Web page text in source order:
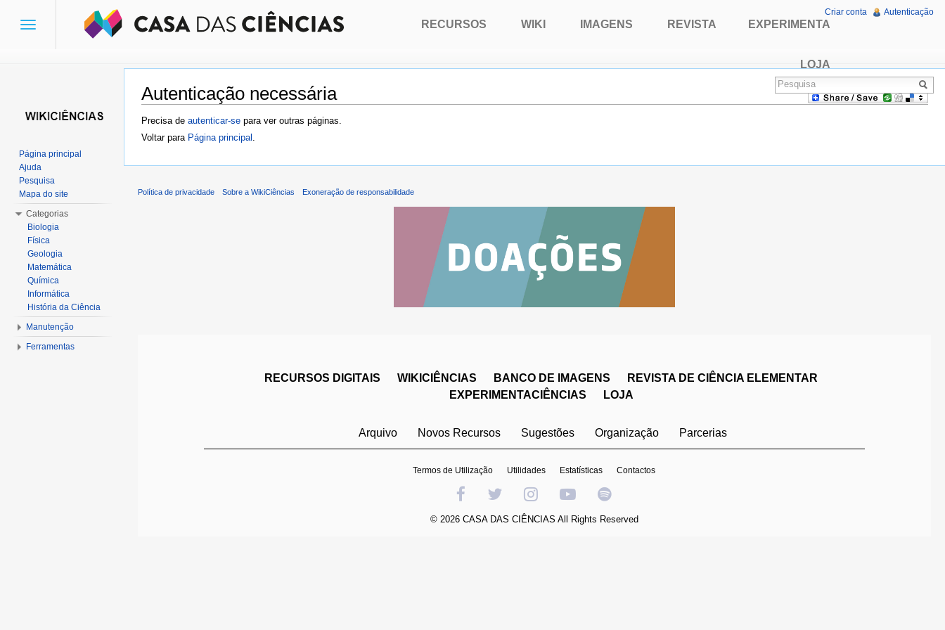
Autenticação necessária
Ir para:navegação,pesquisa
Precisa de autenticar-se para ver outras páginas.
Voltar para Página principal
Toggle
RECURSOS WIKI IMAGENS REVISTA EXPERIMENTA
LOJA
Criar conta Autenticação
Página principal
Ajuda
Pesquisa
Mapa do site
Categorias
Biologia
Física
Geologia
Matemática
Química
Informática
História da Ciência
Manutenção
Ferramentas
Política de privacidade Sobre a WikiCiências Exoneração de responsabilidade
RECURSOS DIGITAIS WIKICIÊNCIAS BANCO DE IMAGENS
REVISTA DE CIÊNCIA ELEMENTAR
EXPERIMENTACIÊNCIAS
LOJA
Arquivo Novos Recursos Sugestões Organização Parcerias
Termos de Utilização Utilidades Estatísticas Contactos
© 2026 CASA DAS CIÊNCIAS All Rights Reserved